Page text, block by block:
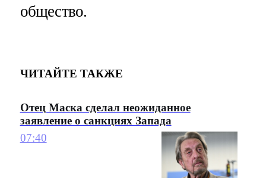
общество.
ЧИТАЙТЕ ТАКЖЕ
Отец Маска сделал неожиданное
заявление о санкциях Запада
07:40